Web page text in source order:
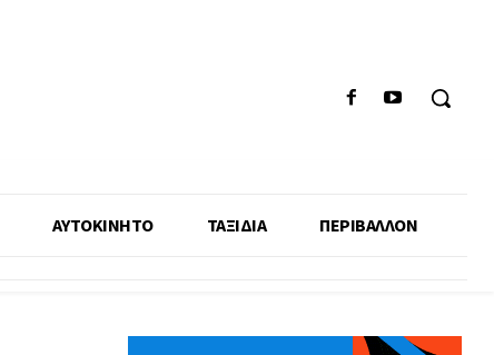
ΑΥΤΟΚΙΝΗΤΟ ΤΑΞΙΔΙΑ ΠΕΡΙΒΑΛΛΟΝ